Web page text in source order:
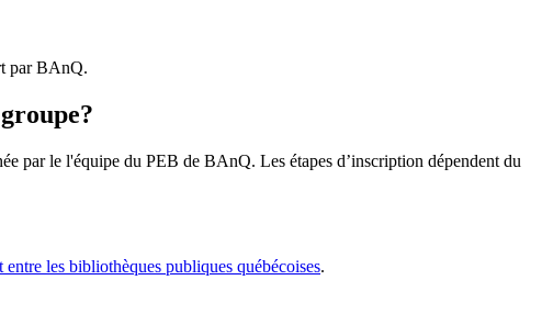
par BAnQ.
par le l'équipe du PEB de BAnQ. Les étapes d’inscription dépendent du
entre les bibliothèques publiques québécoises.